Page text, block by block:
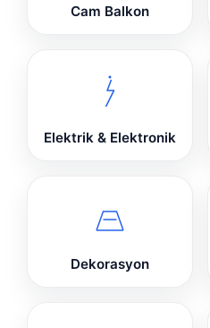
Cam Balkon
Elektrik & Elektronik
Dekorasyon